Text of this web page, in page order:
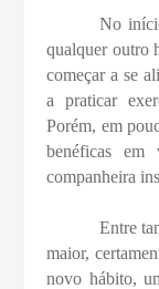
No
qualquer outro
começar a se
a praticar
Porém, em
benéficas
companheira
Entre
maior,
novo hábito,